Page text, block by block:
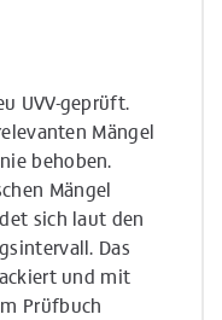
UVV-geprüft.
Mängel
behoben.
Mängel
sich laut den
Das
und mit
Prüfbuch